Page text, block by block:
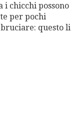
i chicchi possono
per pochi
questo li